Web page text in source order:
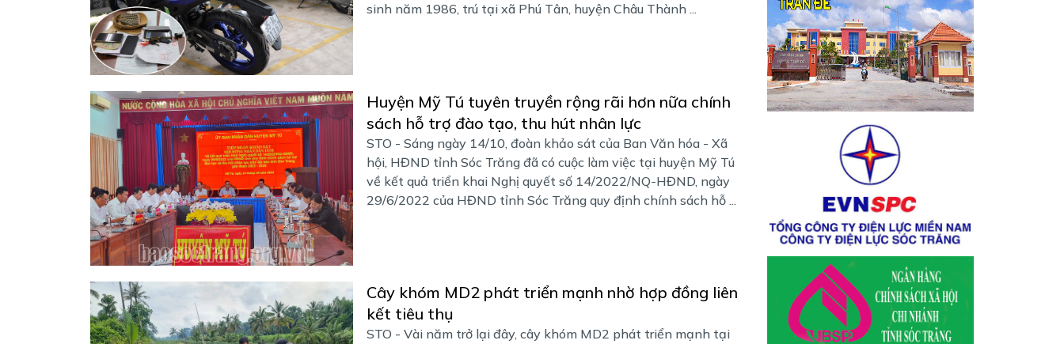
sinh năm 1986, trú tại xã Phú Tân, huyện Châu Thành ...
Huyện Mỹ Tú tuyên truyền rộng rãi hơn nữa chính
sách hỗ trợ đào tạo, thu hút nhân lực
STO - Sáng ngày 14/10, đoàn khảo sát của Ban Văn hóa - Xã
hội, HĐND tỉnh Sóc Trăng đã có cuộc làm việc tại huyện Mỹ Tú
về kết quả triển khai Nghị quyết số 14/2022/NQ-HĐND, ngày
29/6/2022 của HĐND tỉnh Sóc Trăng quy định chính sách hỗ ...
Cây khóm MD2 phát triển mạnh nhờ hợp đồng liên
kết tiêu thụ
STO - Vài năm trở lại đây, cây khóm MD2 phát triển mạnh tại